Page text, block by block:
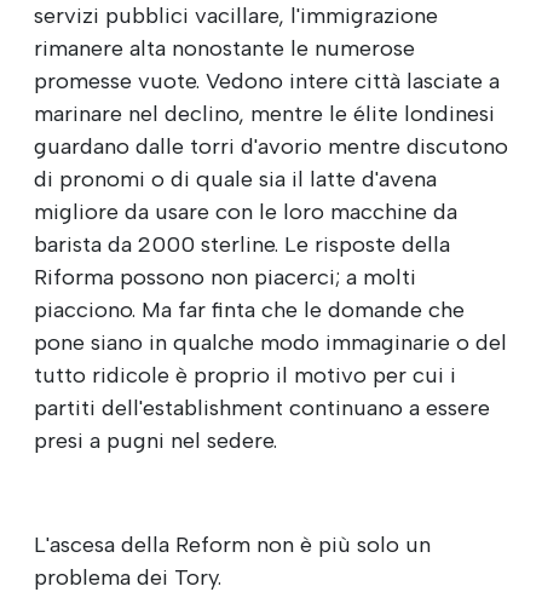
servizi pubblici vacillare, l'immigrazione
rimanere alta nonostante le numerose
promesse vuote. Vedono intere città lasciate a
marinare nel declino, mentre le élite londinesi
guardano dalle torri d'avorio mentre discutono
di pronomi o di quale sia il latte d'avena
migliore da usare con le loro macchine da
barista da 2000 sterline. Le risposte della
Riforma possono non piacerci; a molti
piacciono. Ma far finta che le domande che
pone siano in qualche modo immaginarie o del
tutto ridicole è proprio il motivo per cui i
partiti dell'establishment continuano a essere
presi a pugni nel sedere.
L'ascesa della Reform non è più solo un
problema dei Tory.